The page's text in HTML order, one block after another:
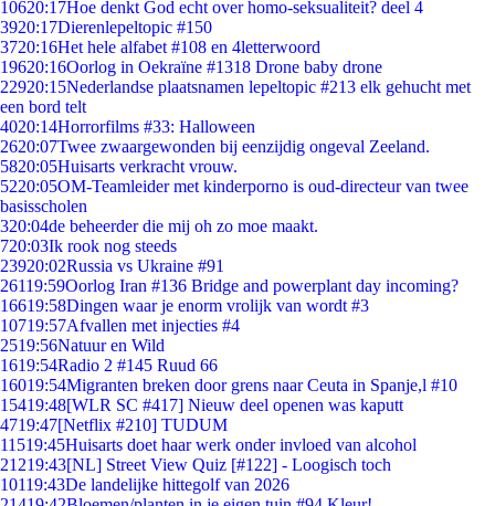
10620:17Hoe denkt God echt over homo-seksualiteit? deel 4
3920:17Dierenlepeltopic #150
3720:16Het hele alfabet #108 en 4letterwoord
19620:16Oorlog in Oekraïne #1318 Drone baby drone
22920:15Nederlandse plaatsnamen lepeltopic #213 elk gehucht met
een bord telt
4020:14Horrorfilms #33: Halloween
2620:07Twee zwaargewonden bij eenzijdig ongeval Zeeland.
5820:05Huisarts verkracht vrouw.
5220:05OM-Teamleider met kinderporno is oud-directeur van twee
basisscholen
320:04de beheerder die mij oh zo moe maakt.
720:03Ik rook nog steeds
23920:02Russia vs Ukraine #91
26119:59Oorlog Iran #136 Bridge and powerplant day incoming?
16619:58Dingen waar je enorm vrolijk van wordt #3
10719:57Afvallen met injecties #4
2519:56Natuur en Wild
1619:54Radio 2 #145 Ruud 66
16019:54Migranten breken door grens naar Ceuta in Spanje,l #10
15419:48[WLR SC #417] Nieuw deel openen was kaputt
4719:47[Netflix #210] TUDUM
11519:45Huisarts doet haar werk onder invloed van alcohol
21219:43[NL] Street View Quiz [#122] - Loogisch toch
10119:43De landelijke hittegolf van 2026